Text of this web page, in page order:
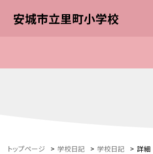
安城市立里町小学校
トップページ > 学校日記 > 学校日記 > 詳細